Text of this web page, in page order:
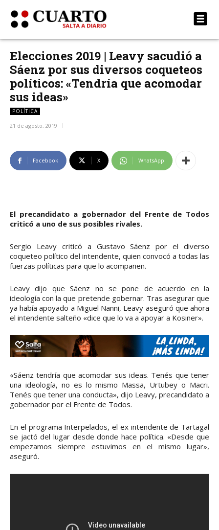
Elecciones 2019 | Leavy sacudió a
Sáenz por sus diversos coqueteos
políticos: «Tendría que acomodar
sus ideas»
POLÍTICA
21 de agosto, 2019
Facebook X WhatsApp
El precandidato a gobernador del Frente de Todos
criticó a uno de sus posibles rivales.
Sergio Leavy criticó a Gustavo Sáenz por el diverso
coqueteo político del intendente, quien convocó a todas las
fuerzas políticas para que lo acompañen.
Leavy dijo que Sáenz no se pone de acuerdo en la
ideología con la que pretende gobernar. Tras asegurar que
ya había apoyado a Miguel Nanni, Leavy aseguró que ahora
el intendente salteño «dice que lo va a apoyar a Kosiner».
«Sáenz tendría que acomodar sus ideas. Tenés que tener
una ideología, no es lo mismo Massa, Urtubey o Macri.
Tenés que tener una conducta», dijo Leavy, precandidato a
gobernador por el Frente de Todos.
En el programa Interpelados, el ex intendente de Tartagal
se jactó del lugar desde donde hace política. «Desde que
empezamos siempre estuvimos en el mismo lugar»,
aseguró.